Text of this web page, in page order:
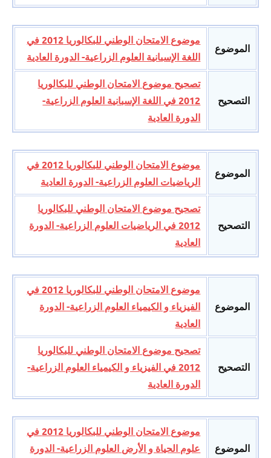
الموضوع
موضوع الامتحان الوطني للبكالوريا 2012 في
اللغة الإسبانية العلوم الزراعية- الدورة العادية
التصحيح
تصحيح موضوع الامتحان الوطني للبكالوريا
2012 في اللغة الإسبانية العلوم الزراعية-
الدورة العادية
الموضوع
موضوع الامتحان الوطني للبكالوريا 2012 في
الرياضيات العلوم الزراعية- الدورة العادية
التصحيح
تصحيح موضوع الامتحان الوطني للبكالوريا
2012 في الرياضيات العلوم الزراعية- الدورة
العادية
الموضوع
موضوع الامتحان الوطني للبكالوريا 2012 في
الفيزياء و الكيمياء العلوم الزراعية- الدورة
العادية
التصحيح
تصحيح موضوع الامتحان الوطني للبكالوريا
2012 في الفيزياء و الكيمياء العلوم الزراعية-
الدورة العادية
الموضوع
موضوع الامتحان الوطني للبكالوريا 2012 في
علوم الحياة و الأرض العلوم الزراعية- الدورة